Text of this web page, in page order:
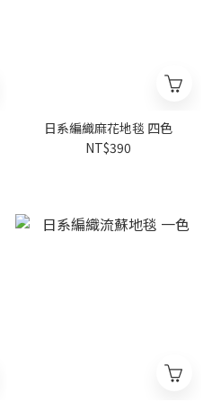
日系編織麻花地毯 四色
NT$390